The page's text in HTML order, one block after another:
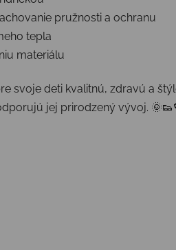
pružnosti a ochranu
tepla
materiálu
svoje deti kvalitnú, zdravú a
jej prirodzený vývoj.